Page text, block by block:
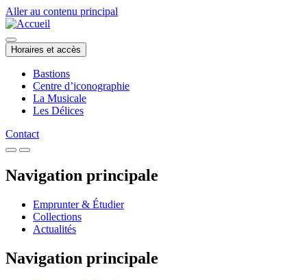
Aller au contenu principal
Horaires et accès
Bastions
Centre d’iconographie
La Musicale
Les Délices
Contact
Navigation principale
Emprunter & Étudier
Collections
Actualités
Navigation principale